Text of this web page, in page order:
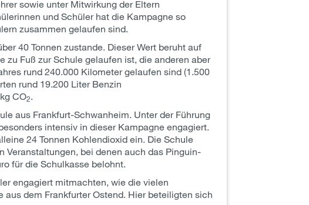
sowie unter Mitwirkung der Eltern
und Schüler hat die Kampagne so
zusammen gelaufen sind.
40 Tonnen zustande. Dieser Wert beruht auf
zu Fuß zur Schule gelaufen ist, die anderen aber
rund 240.000 Kilometer gelaufen sind (1.500
rund 19.200 Liter Benzin
CO2.
aus Frankfurt-Schwanheim. Unter der Führung
intensiv in dieser Kampagne engagiert.
24 Tonnen Kohlendioxid ein. Die Schule
Veranstaltungen, bei denen auch das Pinguin-
für die Schulkasse belohnt.
engagiert mitmachten, wie die vielen
dem Frankfurter Ostend. Hier beteiligten sich